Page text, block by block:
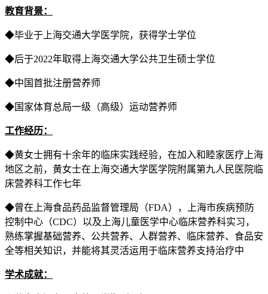
教育背景：
◆毕业于上海交通大学医学院，获得学士学位
◆后于2022年取得上海交通大学公共卫生硕士学位
◆中国首批注册营养师
◆国家体育总局一级（高级）运动营养师
工作经历：
◆黄女士拥有十余年的临床实践经验，在加入和睦家医疗上海
地区之前，黄女士在上海交通大学医学院附属第九人民医院临
床营养科工作七年
◆曾在上海食品药品监督管理局（FDA），上海市疾病预防
控制中心（CDC）以及上海儿童医学中心临床营养科实习，
熟练掌握基础营养、公共营养、人群营养、临床营养、食品安
全等相关知识，并能将其灵活运用于临床营养支持治疗中
学术成就：